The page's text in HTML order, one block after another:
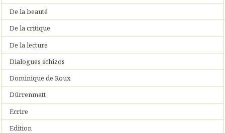
De la beauté
De la critique
De la lecture
Dialogues schizos
Dominique de Roux
Dürrenmatt
Ecrire
Edition